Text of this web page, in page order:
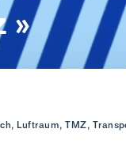
»
Luftraum, TMZ,